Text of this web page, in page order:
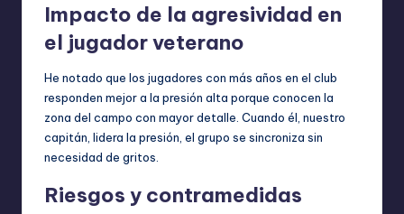
Impacto de la agresividad en
el jugador veterano
He notado que los jugadores con más años en el club
responden mejor a la presión alta porque conocen la
zona del campo con mayor detalle. Cuando él, nuestro
capitán, lidera la presión, el grupo se sincroniza sin
necesidad de gritos.
Riesgos y contramedidas